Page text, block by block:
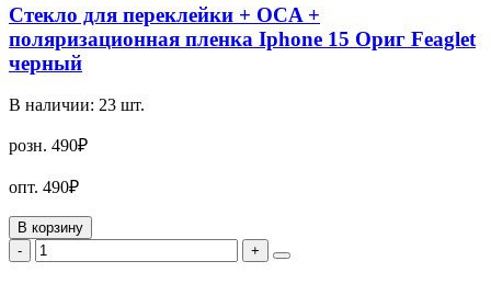
Стекло для переклейки + OCA +
поляризационная пленка Iphone 15 Ориг Feaglet
черный
В наличии: 23 шт.
розн. 490₽
опт. 490₽
В корзину
-
+